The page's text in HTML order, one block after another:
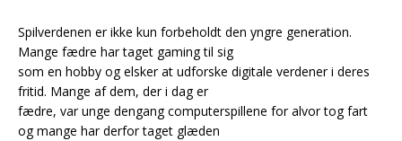
Spilverdenen er ikke kun forbeholdt den yngre generation.
Mange fædre har taget gaming til sig
som en hobby og elsker at udforske digitale verdener i deres
fritid. Mange af dem, der i dag er
fædre, var unge dengang computerspillene for alvor tog fart
og mange har derfor taget glæden